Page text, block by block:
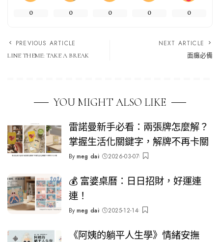
0 0 0 0 0
PREVIOUS ARTICLE
LINE THEME: TAKE A BREAK
NEXT ARTICLE
面癱必備
YOU MIGHT ALSO LIKE
雷諾曼新手必看：兩張牌怎麼解？
掌握生活化關鍵字，解牌不再卡關
Posted
By meg dai 2026-03-07
💰 富婆桌曆：日日招財，好運連
連！
Posted
By meg dai 2025-12-14
《阿姨的躺平人生學》情緒安撫